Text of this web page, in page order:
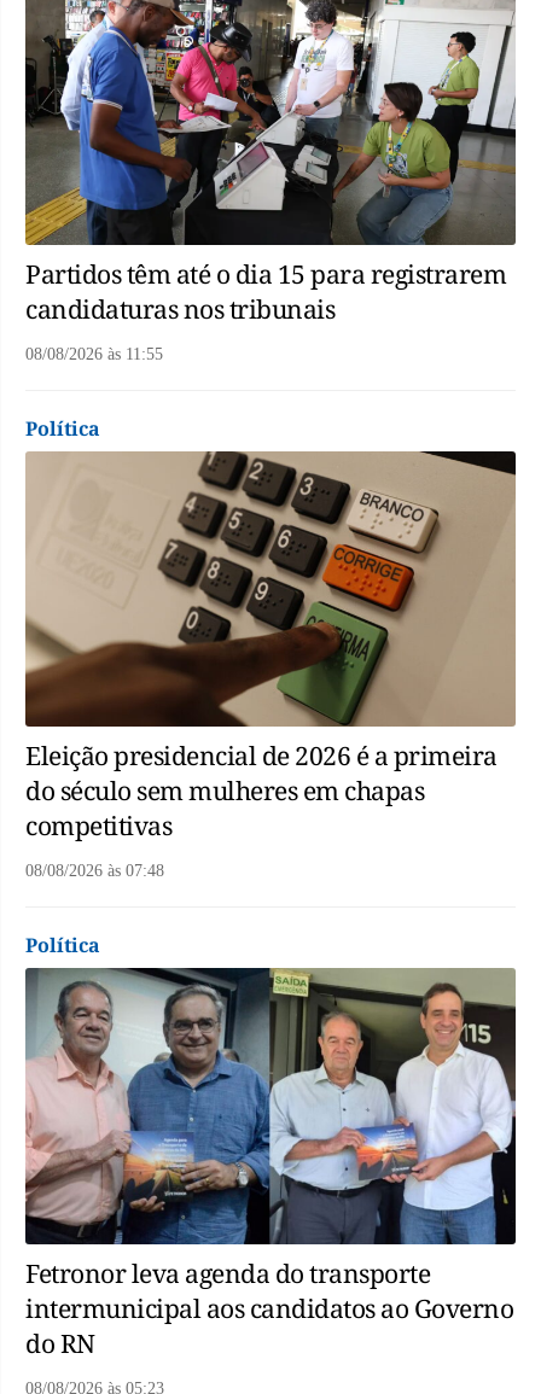
Partidos têm até o dia 15 para registrarem
candidaturas nos tribunais
08/08/2026 às 11:55
Política
Eleição presidencial de 2026 é a primeira
do século sem mulheres em chapas
competitivas
08/08/2026 às 07:48
Política
Fetronor leva agenda do transporte
intermunicipal aos candidatos ao Governo
do RN
08/08/2026 às 05:23